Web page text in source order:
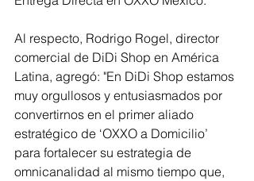
Al respecto, Rodrigo Rogel, director
comercial de DiDi Shop en América
Latina, agregó: "En DiDi Shop estamos
muy orgullosos y entusiasmados por
convertirnos en el primer aliado
estratégico de ‘OXXO a Domicilio’
para fortalecer su estrategia de
omnicanalidad al mismo tiempo que,